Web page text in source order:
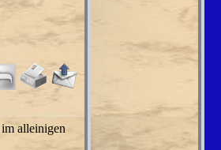
alleinigen